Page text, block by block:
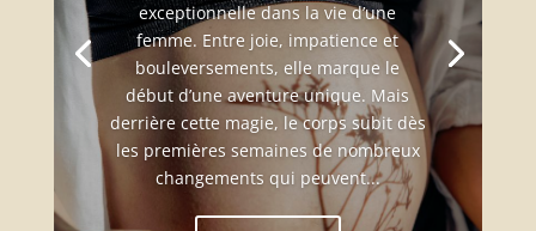
exceptionnelle dans la vie d’une
femme. Entre joie, impatience et
bouleversements, elle marque le
début d’une aventure unique. Mais
derrière cette magie, le corps subit dès
les premières semaines de nombreux
changements qui peuvent...